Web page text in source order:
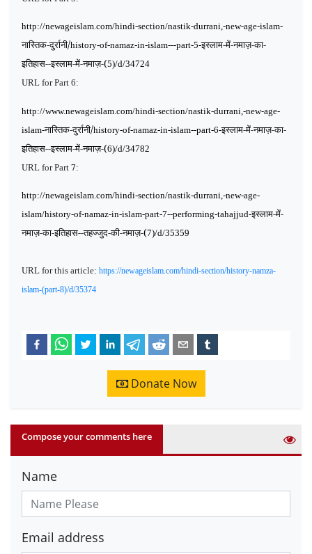
http://newageislam.com/hindi-section/nastik-durrani,-new-age-islam-
नास्तिक-दुर्रानी/history-of-namaz-in-islam---part-5-इस्लाम-में-नमाज़-का-
इतिहास--इस्लाम-में-नमाज़-(5)/d/34724
URL for Part 6:
http://www.newageislam.com/hindi-section/nastik-durrani,-new-age-
islam-नास्तिक-दुर्रानी/history-of-namaz-in-islam--part-6-इस्लाम-में-नमाज़-का-
इतिहास--इस्लाम-में-नमाज़-(6)/d/34782
URL for Part 7:
http://newageislam.com/hindi-section/nastik-durrani,-new-age-
islam/history-of-namaz-in-islam-part-7--performing-tahajjud-इस्लाम-में-
नमाज़-का-इतिहास--तहज्जुद-की-नमाज़-(7)/d/35359
URL for this article: https://newageislam.com/hindi-section/history-namza-
islam-(part-8)/d/35374
Donate Now
Compose your comments here
Name
Email address